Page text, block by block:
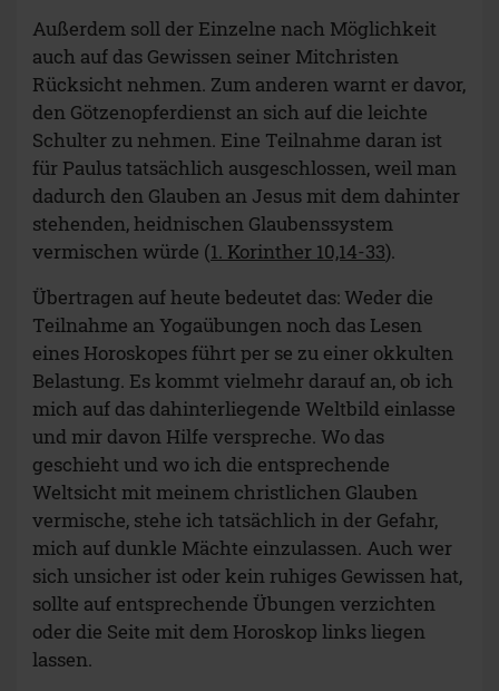
Außerdem soll der Einzelne nach Möglichkeit
auch auf das Gewissen seiner Mitchristen
Rücksicht nehmen. Zum anderen warnt er davor,
den Götzenopferdienst an sich auf die leichte
Schulter zu nehmen. Eine Teilnahme daran ist
für Paulus tatsächlich ausgeschlossen, weil man
dadurch den Glauben an Jesus mit dem dahinter
stehenden, heidnischen Glaubenssystem
vermischen würde (1. Korinther 10,14-33).
Übertragen auf heute bedeutet das: Weder die
Teilnahme an Yogaübungen noch das Lesen
eines Horoskopes führt per se zu einer okkulten
Belastung. Es kommt vielmehr darauf an, ob ich
mich auf das dahinterliegende Weltbild einlasse
und mir davon Hilfe verspreche. Wo das
geschieht und wo ich die entsprechende
Weltsicht mit meinem christlichen Glauben
vermische, stehe ich tatsächlich in der Gefahr,
mich auf dunkle Mächte einzulassen. Auch wer
sich unsicher ist oder kein ruhiges Gewissen hat,
sollte auf entsprechende Übungen verzichten
oder die Seite mit dem Horoskop links liegen
lassen.